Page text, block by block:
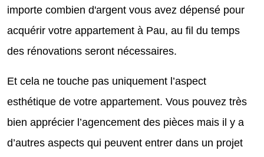
importe combien d'argent vous avez dépensé pour
acquérir votre appartement à Pau, au fil du temps
des rénovations seront nécessaires.
Et cela ne touche pas uniquement l’aspect
esthétique de votre appartement. Vous pouvez très
bien apprécier l’agencement des pièces mais il y a
d’autres aspects qui peuvent entrer dans un projet